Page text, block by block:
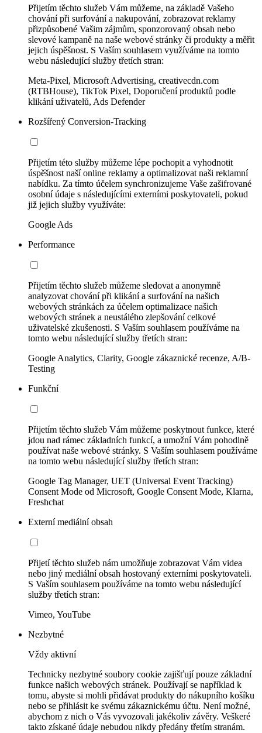
Přijetím těchto služeb Vám můžeme, na základě Vašeho
chování při surfování a nakupování, zobrazovat reklamy
přizpůsobené Vašim zájmům, sponzorovaný obsah nebo
slevové kampaně na naše webové stránky či produkty a měřit
jejich úspěšnost. S Vaším souhlasem využíváme na tomto
webu následující služby třetích stran:
Meta-Pixel, Microsoft Advertising, creativecdn.com
(RTBHouse), TikTok Pixel, Doporučení produktů podle
klikání uživatelů, Ads Defender
Rozšířený Conversion-Tracking
Přijetím této služby můžeme lépe pochopit a vyhodnotit
úspěšnost naší online reklamy a optimalizovat naši reklamní
nabídku. Za tímto účelem synchronizujeme Vaše zašifrované
osobní údaje s následujícími externími poskytovateli, pokud
již jejich služby využíváte:
Google Ads
Performance
Přijetím těchto služeb můžeme sledovat a anonymně
analyzovat chování při klikání a surfování na našich
webových stránkách za účelem optimalizace našich
webových stránek a neustálého zlepšování celkové
uživatelské zkušenosti. S Vaším souhlasem používáme na
tomto webu následující služby třetích stran:
Google Analytics, Clarity, Google zákaznické recenze, A/B-
Testing
Funkční
Přijetím těchto služeb Vám můžeme poskytnout funkce, které
jdou nad rámec základních funkcí, a umožní Vám pohodlně
používat naše webové stránky. S Vaším souhlasem používáme
na tomto webu následující služby třetích stran:
Google Tag Manager, UET (Universal Event Tracking)
Consent Mode od Microsoft, Google Consent Mode, Klarna,
Freshchat
Externí mediální obsah
Přijetí těchto služeb nám umožňuje zobrazovat Vám videa
nebo jiný mediální obsah hostovaný externími poskytovateli.
S Vaším souhlasem používáme na tomto webu následující
služby třetích stran:
Vimeo, YouTube
Nezbytné
Vždy aktivní
Technicky nezbytné soubory cookie zajišťují pouze základní
funkce našich webových stránek. Používají se například k
tomu, abyste si mohli přidávat produkty do nákupního košíku
nebo se přihlásit ke svému zákaznickému účtu. Není možné,
abychom z nich o Vás vyvozovali jakékoliv závěry. Veškeré
takto získané údaje nebudou nikdy předány třetím stranám.